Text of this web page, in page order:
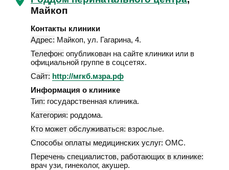
Майкоп
Контакты клиники
Адрес: Майкоп, ул. Гагарина, 4.
Телефон: опубликован на сайте клиники или в
официальной группе в соцсетях.
Сайт: http://мгкб.мзра.рф
Информация о клинике
Тип: государственная клиника.
Категория: роддома.
Кто может обслуживаться: взрослые.
Способы оплаты медицинских услуг: ОМС.
Перечень специалистов, работающих в клинике:
врач узи, гинеколог, акушер.